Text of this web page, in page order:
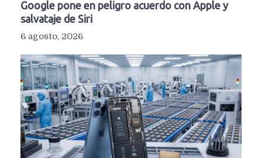
Google pone en peligro acuerdo con Apple y
salvataje de Siri
6 agosto, 2026